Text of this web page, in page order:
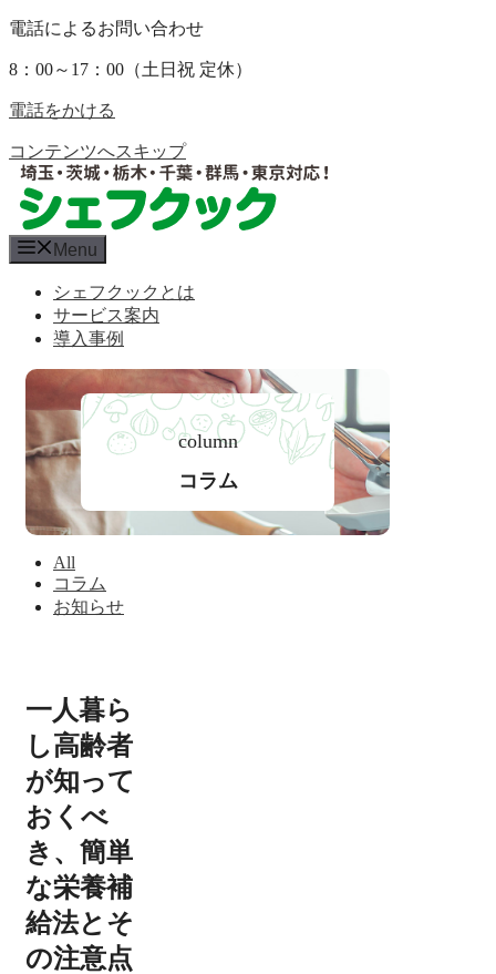
電話によるお問い合わせ
8：00～17：00（土日祝 定休）
電話をかける
コンテンツへスキップ
Menu
シェフクックとは
サービス案内
導入事例
column
コラム
All
コラム
お知らせ
一人暮ら
し高齢者
が知って
おくべ
き、簡単
な栄養補
給法とそ
の注意点